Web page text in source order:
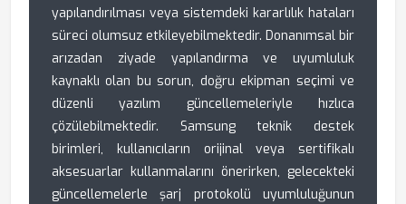
yapılandırılması veya sistemdeki kararlılık hataları
süreci olumsuz etkileyebilmektedir. Donanımsal bir
arızadan ziyade yapılandırma ve uyumluluk
kaynaklı olan bu sorun, doğru ekipman seçimi ve
düzenli yazılım güncellemeleriyle hızlıca
çözülebilmektedir. Samsung teknik destek
birimleri, kullanıcıların orijinal veya sertifikalı
aksesuarlar kullanmalarını önerirken, gelecekteki
güncellemelerle şarj protokolü uyumluluğunun